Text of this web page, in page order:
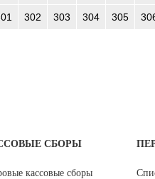
302 303 304 305
СБОРЫ
кассовые сборы